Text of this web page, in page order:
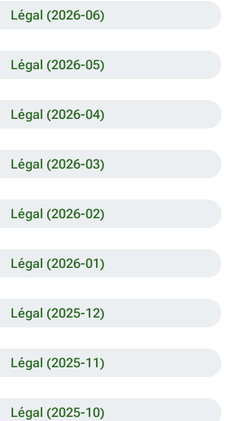
Légal (2026-06)
Légal (2026-05)
Légal (2026-04)
Légal (2026-03)
Légal (2026-02)
Légal (2026-01)
Légal (2025-12)
Légal (2025-11)
Légal (2025-10)